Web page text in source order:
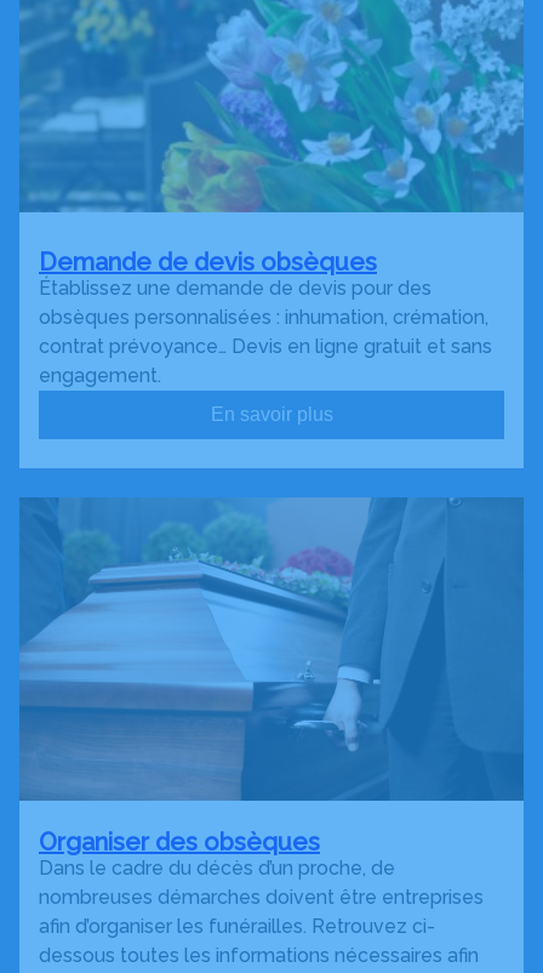
Demande de devis obsèques
Établissez une demande de devis pour des
obsèques personnalisées : inhumation, crémation,
contrat prévoyance… Devis en ligne gratuit et sans
engagement.
En savoir plus
Organiser des obsèques
Dans le cadre du décès d’un proche, de
nombreuses démarches doivent être entreprises
afin d’organiser les funérailles. Retrouvez ci-
dessous toutes les informations nécessaires afin